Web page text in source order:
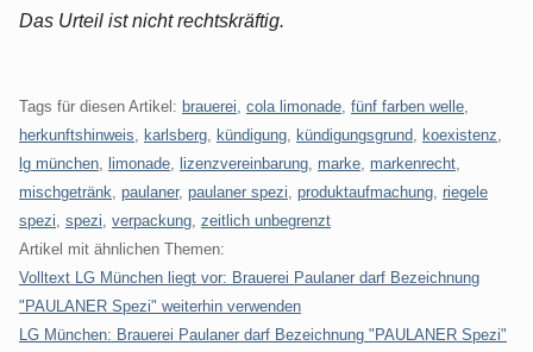
Das Urteil ist nicht rechtskräftig.
Tags für diesen Artikel: brauerei cola limonade fünf farben welle
herkunftshinweis
karlsberg kündigung kündigungsgrund koexistenz
lg münchen
limonade lizenzvereinbarung marke markenrecht
mischgetränk paulaner, paulaner spezi produktaufmachung riegele
spezi spezi verpackung zeitlich unbegrenzt
Artikel mit ähnlichen Themen:
Volltext LG München liegt vor: Brauerei Paulaner darf Bezeichnung
"PAULANER Spezi" weiterhin verwenden
LG München: Brauerei Paulaner darf Bezeichnung "PAULANER Spezi"